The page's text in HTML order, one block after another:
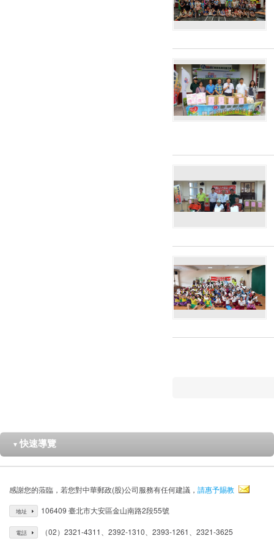
▼ 快速導覽
感謝您的蒞臨，若您對中華郵政(股)公司服務有任何建議， 請惠予賜教
地址 106409 臺北市大安區金山南路2段55號
電話 （02）2321-4311、2392-1310、2393-1261、2321-3625